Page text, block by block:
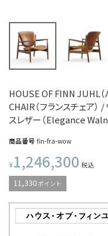
HOUSE OF FINN JUHL（
CHAIR（フランスチェア）
スレザー（Elegance
商品番号 fin-fra-wow
¥1,246,300 税込
11,330ポイント